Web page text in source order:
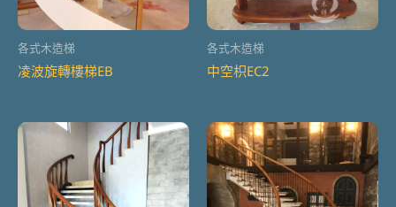
各式木造梯
凌波旋轉樓梯EB
各式木造梯
中空枳EC2